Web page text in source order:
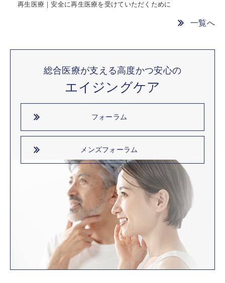
再生医療｜安全に再生医療を受けていただくために
一覧へ
総合医療が支える高度かつ安心の
エイジングケア
フォーラム
メンズフォーラム